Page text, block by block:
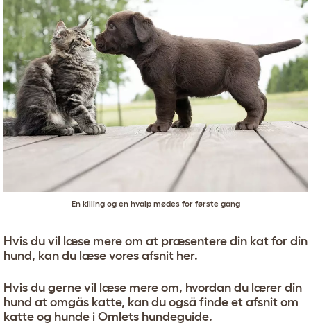
En killing og en hvalp mødes for første gang
Hvis du vil læse mere om at præsentere din kat for din
hund, kan du læse vores afsnit her.
Hvis du gerne vil læse mere om, hvordan du lærer din
hund at omgås katte, kan du også finde et afsnit om
katte og hunde i Omlets hundeguide.